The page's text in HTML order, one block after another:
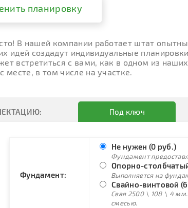
планировку
В нашей компании работает штат
идей создадут индивидуальные
встретиться с вами, как в одном из
месте, в том числе на участке.
Под ключ
Фундамент:
Не нужен (0 руб.)
Фундамент
Опорно-
Выполняется из
Свайно-винтовой
Свая 2500 \ 108 \ 4
смесью.